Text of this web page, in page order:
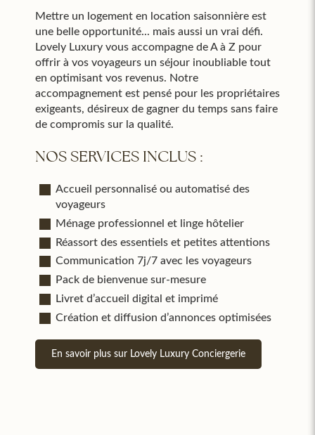
Mettre un logement en location saisonnière est
une belle opportunité... mais aussi un vrai défi.
Lovely Luxury vous accompagne de A à Z pour
offrir à vos voyageurs un séjour inoubliable tout
en optimisant vos revenus. Notre
accompagnement est pensé pour les propriétaires
exigeants, désireux de gagner du temps sans faire
de compromis sur la qualité.
NOS SERVICES INCLUS :
Accueil personnalisé ou automatisé des
voyageurs
Ménage professionnel et linge hôtelier
Réassort des essentiels et petites attentions
Communication 7j/7 avec les voyageurs
Pack de bienvenue sur-mesure
Livret d’accueil digital et imprimé
Création et diffusion d’annonces optimisées
En savoir plus sur Lovely Luxury Conciergerie